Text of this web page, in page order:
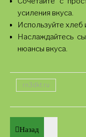
усиления вкуса.
Используйте хлеб
Наслаждайтесь
нюансы вкуса.
rn3dkt.ru
Назад